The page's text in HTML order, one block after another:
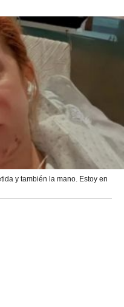
y también la mano. Estoy en